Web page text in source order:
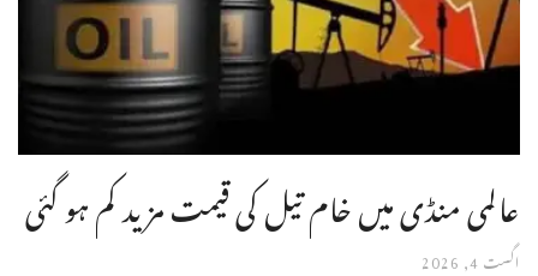
عالمی منڈی میں خام تیل کی قیمت مزید کم ہو گئی
اگست 4, 2026